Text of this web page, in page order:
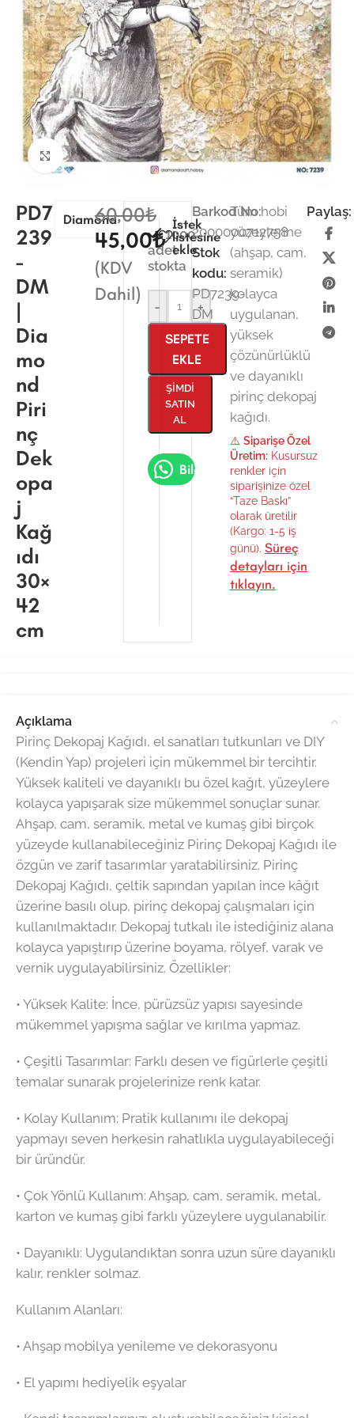
Büyütmek için tıklayın
PD7
239
-
DM
|
Dia
mo
nd
Piri
nç
Dek
opa
j
Kağ
ıdı
30×
42
cm
Diamond60,00₺
45,00₺
(KDV
Dahil)
1000
adet
stokta
- +
SEPETE
EKLE
ŞIMDI
SATIN
AL
Bilgi Al
İstek
listesine
ekle
Barkod No:
2000000712758
Stok
kodu:
PD7239-
DM
Tüm hobi
yüzeylerine
(ahşap, cam,
seramik)
kolayca
uygulanan,
yüksek
çözünürlüklü
ve dayanıklı
pirinç dekopaj
kağıdı.
⚠️ Siparişe Özel
Üretim:Kusursuz
renkler için
siparişinize özel
“Taze Baskı”
olarak üretilir
(Kargo: 1-5 iş
günü). Süreç
detayları için
tıklayın.
Paylaş:
Açıklama
Pirinç Dekopaj Kağıdı, el sanatları tutkunları ve DIY
(Kendin Yap) projeleri için mükemmel bir tercihtir.
Yüksek kaliteli ve dayanıklı bu özel kağıt, yüzeylere
kolayca yapışarak size mükemmel sonuçlar sunar.
Ahşap, cam, seramik, metal ve kumaş gibi birçok
yüzeyde kullanabileceğiniz Pirinç Dekopaj Kağıdı ile
özgün ve zarif tasarımlar yaratabilirsiniz. Pirinç
Dekopaj Kağıdı, çeltik sapından yapılan ince kâğıt
üzerine basılı olup, pirinç dekopaj çalışmaları için
kullanılmaktadır. Dekopaj tutkalı ile istediğiniz alana
kolayca yapıştırıp üzerine boyama, rölyef, varak ve
vernik uygulayabilirsiniz. Özellikler:
•⁠ ⁠Yüksek Kalite: İnce, pürüzsüz yapısı sayesinde
mükemmel yapışma sağlar ve kırılma yapmaz.
•⁠ ⁠Çeşitli Tasarımlar: Farklı desen ve figürlerle çeşitli
temalar sunarak projelerinize renk katar.
•⁠ ⁠Kolay Kullanım: Pratik kullanımı ile dekopaj
yapmayı seven herkesin rahatlıkla uygulayabileceği
bir üründür.
•⁠ ⁠Çok Yönlü Kullanım: Ahşap, cam, seramik, metal,
karton ve kumaş gibi farklı yüzeylere uygulanabilir.
•⁠ ⁠Dayanıklı: Uygulandıktan sonra uzun süre dayanıklı
kalır, renkler solmaz.
Kullanım Alanları:
•⁠ ⁠Ahşap mobilya yenileme ve dekorasyonu
•⁠ ⁠El yapımı hediyelik eşyalar